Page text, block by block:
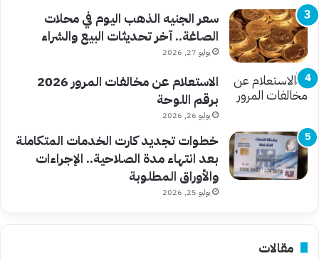
سعر الجنيه الذهب اليوم في محلات
الصاغة.. آخر تحديثات البيع والشراء
يوليو 27, 2026
الاستعلام عن مخالفات المرور 2026
برقم اللوحة
يوليو 26, 2026
خطوات تجديد كارت الخدمات المتكاملة
بعد انتهاء مدة الصلاحية.. الإجراءات
والأوراق المطلوبة
يوليو 25, 2026
مقالات